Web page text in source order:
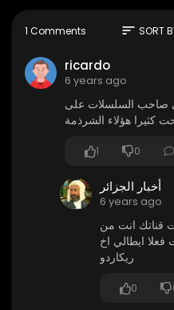
زواف
1 Comments sort SORT
ricardo
6 years ago
صاحب السلسلات على
كثيرا هؤلاء الشرذمة
1 0
أخبار الجزائر
6 years ago
قناتك انت من
ايطالي اخ
ريكاردو
0